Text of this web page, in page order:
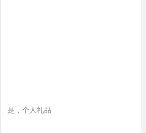
是，个人礼品